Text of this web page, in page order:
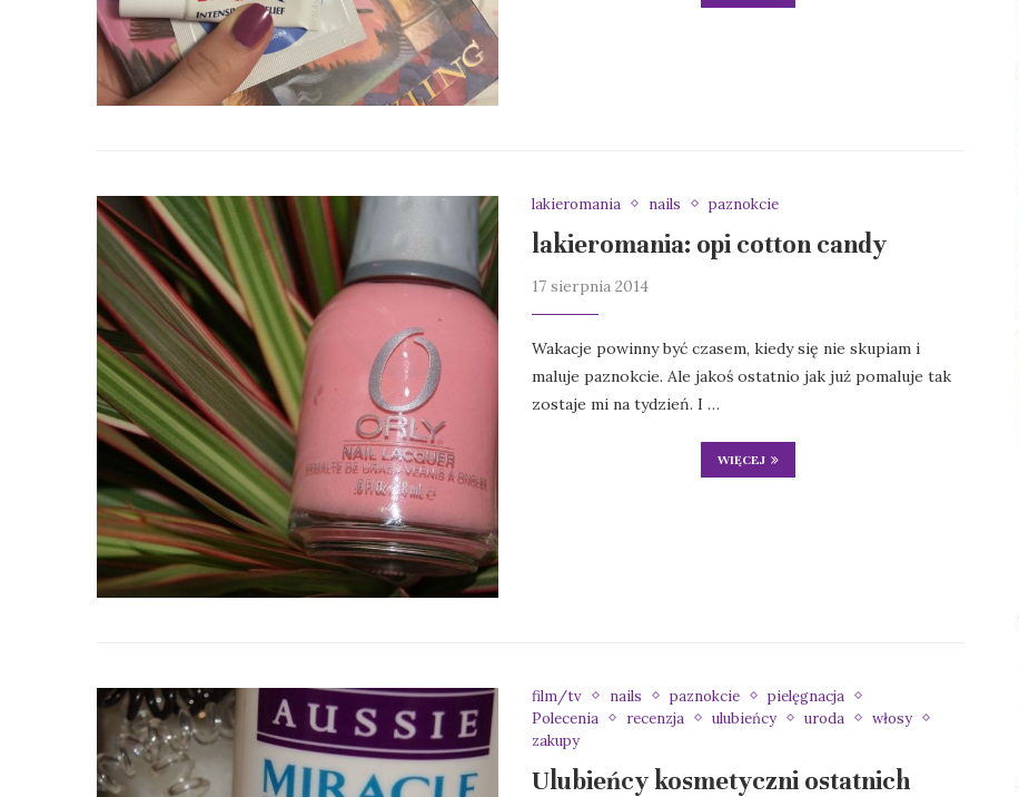
lakieromania nails paznokcie
lakieromania: opi cotton candy
17 sierpnia 2014
Wakacje powinny być czasem, kiedy się nie skupiam i
maluje paznokcie. Ale jakoś ostatnio jak już pomaluje tak
zostaje mi na tydzień. I …
WIĘCEJ
film/tv nails paznokcie
pielęgnacja
Polecenia
recenzja ulubieńcy uroda
włosy
zakupy
Ulubieńcy kosmetyczni ostatnich